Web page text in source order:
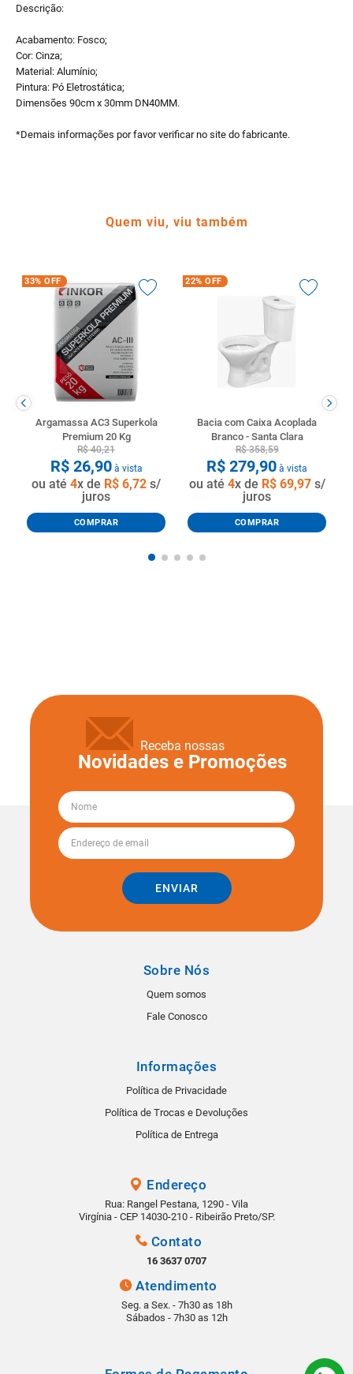
Descrição:
Acabamento: Fosco;
Cor: Cinza;
Material: Alumínio;
Pintura: Pó Eletrostática;
Dimensões 90cm x 30mm DN40MM.
*Demais informações por favor verificar no site do fabricante.
Quem viu, viu também
33% OFF
Argamassa AC3 Superkola
Premium 20 Kg
R$ 40,21
R$ 26,90à vista
ou até 4x de R$ 6,72 s/
juros
COMPRAR
22% OFF
Bacia com Caixa Acoplada
Branco - Santa Clara
R$ 358,59
R$ 279,90 à vista
ou até 4x de R$ 69,97s/
juros
COMPRAR
Receba nossas
Novidades e Promoções
ENVIAR
Sobre Nós
Quem somos
Fale Conosco
Informações
Política de Privacidade
Política de Trocas e Devoluções
Política de Entrega
Endereço
Rua: Rangel Pestana, 1290 - Vila
Virgínia - CEP 14030-210 - Ribeirão Preto/SP.
Contato
16 3637 0707
Atendimento
Seg. a Sex. - 7h30 as 18h
Sábados - 7h30 as 12h